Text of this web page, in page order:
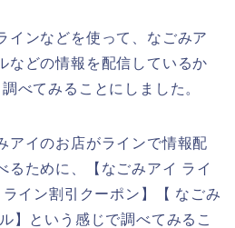
インなどを使って、なごみア
などの情報を配信しているか
べてみることにしました。
アイのお店がラインで情報配
るために、【なごみアイ ライ
イン割引クーポン】【 なごみ
】という感じで調べてみるこ